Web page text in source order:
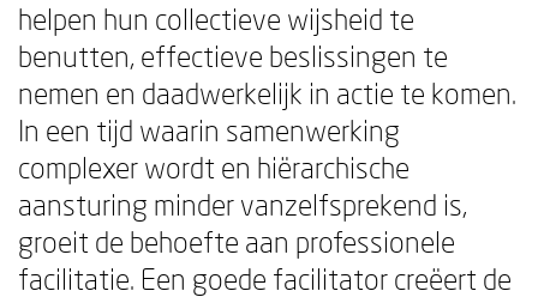
helpen hun collectieve wijsheid te
benutten, effectieve beslissingen te
nemen en daadwerkelijk in actie te komen.
In een tijd waarin samenwerking
complexer wordt en hiërarchische
aansturing minder vanzelfsprekend is,
groeit de behoefte aan professionele
facilitatie. Een goede facilitator creëert de